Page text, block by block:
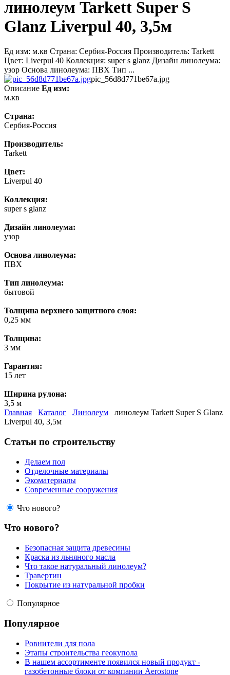
линолеум Tarkett Super S
Glanz Liverpul 40, 3,5м
Ед изм: м.кв Страна: Сербия-Россия Производитель: Tarkett
Цвет: Liverpul 40 Коллекция: super s glanz Дизайн линолеума:
узор Основа линолеума: ПВХ Тип ...
pic_56d8d771be67a.jpg
Описание Ед изм:
м.кв
Страна:
Сербия-Россия
Производитель:
Tarkett
Цвет:
Liverpul 40
Коллекция:
super s glanz
Дизайн линолеума:
узор
Основа линолеума:
ПВХ
Тип линолеума:
бытовой
Толщина верхнего защитного слоя:
0,25 мм
Толщина:
3 мм
Гарантия:
15 лет
Ширина рулона:
3,5 м
Главная
Каталог Линолеум
линолеум Tarkett Super S Glanz
Liverpul 40, 3,5м
Статьи по строительству
Делаем пол
Отделочные материалы
Экоматериалы
Современные сооружения
Что нового?
Что нового?
Безопасная защита древесины
Краска из льняного масла
Что такое натуральный линолеум?
Травертин
Покрытие из натуральной пробки
Популярное
Популярное
Ровнители для пола
Этапы строительства геокупола
В нашем ассортименте появился новый продукт -
газобетонные блоки от компании Aerostone